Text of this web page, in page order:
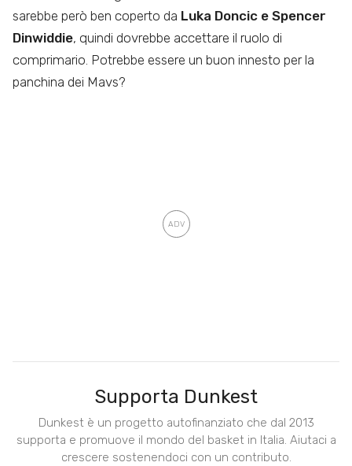
sarebbe però ben coperto da Luka Doncic e Spencer
Dinwiddie, quindi dovrebbe accettare il ruolo di
comprimario. Potrebbe essere un buon innesto per la
panchina dei Mavs?
Supporta Dunkest
Dunkest è un progetto autofinanziato che dal 2013
supporta e promuove il mondo del basket in Italia. Aiutaci a
crescere sostenendoci con un contributo.